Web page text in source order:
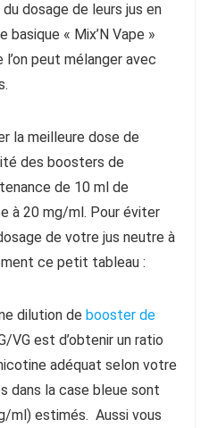
dosage de leurs jus en
« Mix’N Vape »
peut mélanger avec
la meilleure dose de
des boosters de
de 10 ml de
à 20 mg/ml. Pour éviter
de votre jus neutre à
ce petit tableau :
dilution de booster de
VG est d’obtenir un ratio
adéquat selon votre
dans la case bleue sont
ml) estimés. Aussi vous